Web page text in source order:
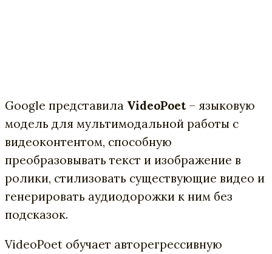
Google представила VideoPoet– языковую
модель для мультимодальной работы с
видеоконтентом, способную
преобразовывать текст и изображение в
ролики, стилизовать существующие видео и
генерировать аудиодорожки к ним без
подсказок.
VideoPoet обучает авторегрессивную